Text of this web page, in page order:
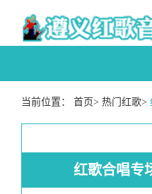
当前位置： 首页> 热门红歌>
红歌合唱专